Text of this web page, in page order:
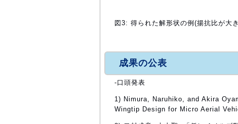
図3: 得られた解形状の例(揚抗比が大
成果の公表
-口頭発表
1) Nimura, Naruhiko, and Akira
Wingtip Design for Micro Aerial